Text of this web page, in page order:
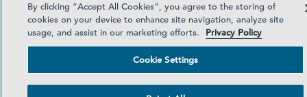
©2026 SIDLEY AUSTIN LLP
By clicking “Accept All Cookies”, you agree to the storing of
cookies on your device to enhance site navigation, analyze site
usage, and assist in our marketing efforts.
Privacy Policy
Cookie Settings